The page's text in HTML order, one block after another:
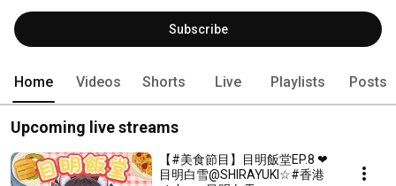
Subscribe
Home Videos Shorts Live Playlists Posts
Upcoming live streams
【#美食節目】目明飯堂EP.8 ❤
目明白雪@SHIRAYUKI☆#香港